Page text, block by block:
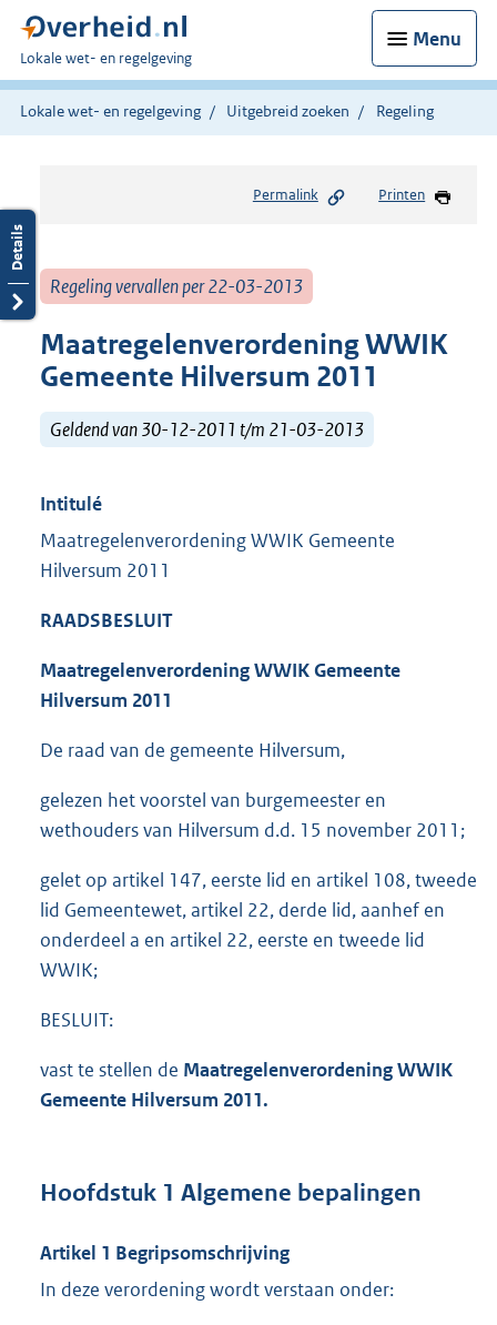
Menu
U
bent
hier:
Lokale wet- en regelgeving
Lokale wet- en regelgeving Uitgebreid zoeken Regeling
Permalink Printen
Regeling vervallen per 22-03-2013
Maatregelenverordening WWIK
Gemeente Hilversum 2011
Geldend van 30-12-2011 t/m 21-03-2013
Intitulé
Maatregelenverordening WWIK Gemeente
Hilversum 2011
RAADSBESLUIT
Maatregelenverordening WWIK Gemeente
Hilversum 2011
De raad van de gemeente Hilversum,
gelezen het voorstel van burgemeester en
wethouders van Hilversum d.d. 15 november 2011;
gelet op artikel 147, eerste lid en artikel 108, tweede
lid Gemeentewet, artikel 22, derde lid, aanhef en
onderdeel a en artikel 22, eerste en tweede lid
WWIK;
BESLUIT:
vast te stellen de Maatregelenverordening WWIK
Gemeente Hilversum 2011.
Hoofdstuk 1 Algemene bepalingen
Artikel 1 Begripsomschrijving
In deze verordening wordt verstaan onder: